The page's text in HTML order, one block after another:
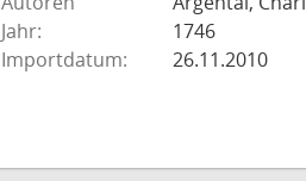
Jahr:
1746
Importdatum:
26.11.2010